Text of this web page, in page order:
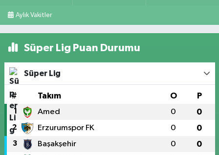
Aylık Vakitler
Süper Lig Puan Durumu
Süper Lig
# Takım O P
1 Amed 0 0
2 Erzurumspor FK 0 0
3 Başakşehir 0 0